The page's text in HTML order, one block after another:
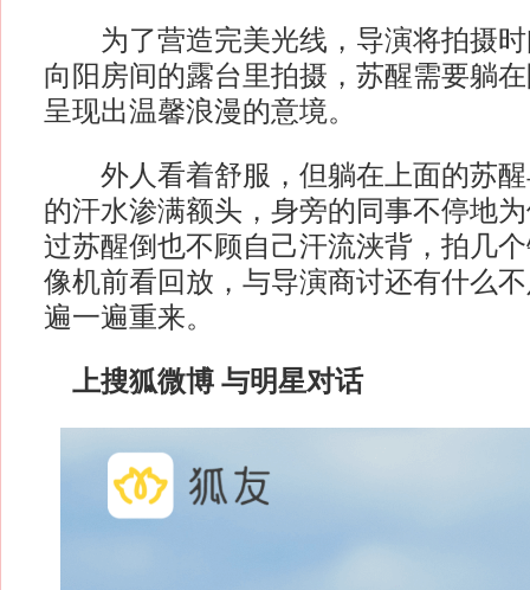
为了营造完美光线，导演将拍摄时
向阳房间的露台里拍摄，苏醒需要躺
呈现出温馨浪漫的意境。
外人看着舒服，但躺在上面的苏醒
的汗水渗满额头，身旁的同事不停地
过苏醒倒也不顾自己汗流浃背，拍几
像机前看回放，与导演商讨还有什么
遍一遍重来。
上搜狐微博 与明星对话